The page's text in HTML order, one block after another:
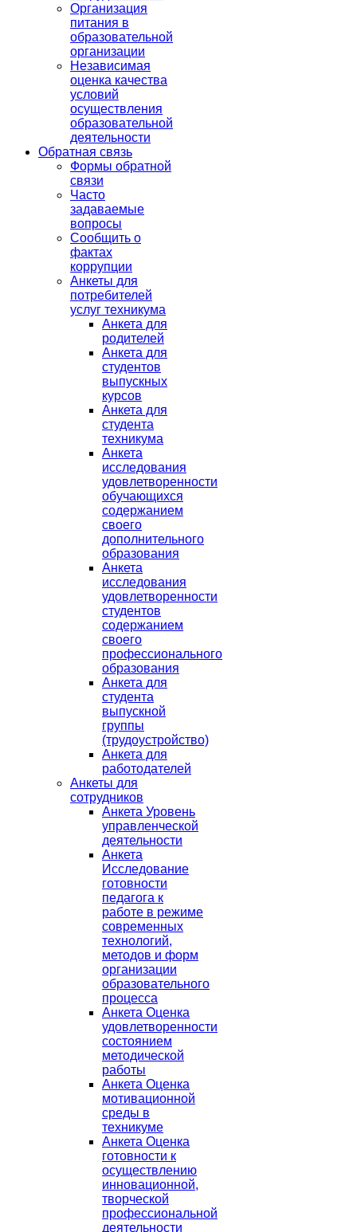
Организация
питания в
образовательной
организации
Независимая
оценка качества
условий
осуществления
образовательной
деятельности
Обратная связь
Формы обратной
связи
Часто
задаваемые
вопросы
Сообщить о
фактах
коррупции
Анкеты для
потребителей
услуг техникума
Анкета для
родителей
Анкета для
студентов
выпускных
курсов
Анкета для
студента
техникума
Анкета
исследования
удовлетворенности
обучающихся
содержанием
своего
дополнительного
образования
Анкета
исследования
удовлетворенности
студентов
содержанием
своего
профессионального
образования
Анкета для
студента
выпускной
группы
(трудоустройство)
Анкета для
работодателей
Анкеты для
сотрудников
Анкета Уровень
управленческой
деятельности
Анкета
Исследование
готовности
педагога к
работе в режиме
современных
технологий,
методов и форм
организации
образовательного
процесса
Анкета Оценка
удовлетворенности
состоянием
методической
работы
Анкета Оценка
мотивационной
среды в
техникуме
Анкета Оценка
готовности к
осуществлению
инновационной,
творческой
профессиональной
деятельности